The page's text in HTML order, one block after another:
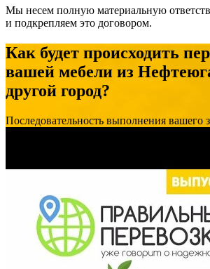
Мы несем полную материальную
и подкрепляем это договором.
Как будет происходить
вашей мебели из
другой город?
Последовательность выполнения вашего